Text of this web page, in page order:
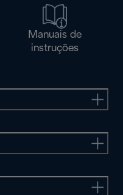
Manuais de
instruções